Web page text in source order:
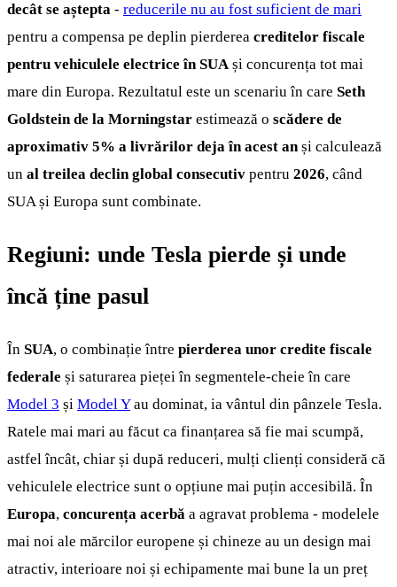
decât se aștepta - reducerile nu au fost suficient de mari
pentru a compensa pe deplin pierderea creditelor fiscale
pentru vehiculele electrice în SUA și concurența tot mai
mare din Europa. Rezultatul este un scenariu în care Seth
Goldstein de la Morningstar estimează o scădere de
aproximativ 5% a livrărilor deja în acest an și calculează
un al treilea declin global consecutiv pentru 2026, când
SUA și Europa sunt combinate.
Regiuni: unde Tesla pierde și unde
încă ține pasul
În SUA, o combinație între pierderea unor credite fiscale
federale și saturarea pieței în segmentele-cheie în care
Model 3 și Model Yau dominat, ia vântul din pânzele Tesla.
Ratele mai mari au făcut ca finanțarea să fie mai scumpă,
astfel încât, chiar și după reduceri, mulți clienți consideră că
vehiculele electrice sunt o opțiune mai puțin accesibilă. În
Europa, concurența acerbă a agravat problema - modelele
mai noi ale mărcilor europene și chineze au un design mai
atractiv, interioare noi și echipamente mai bune la un preț